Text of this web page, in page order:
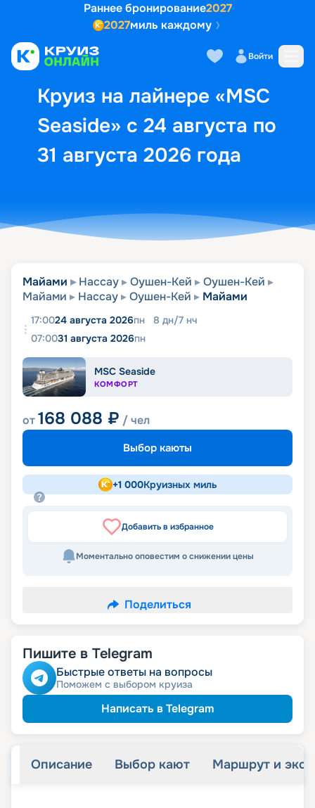
Раннее бронирование2027
2027миль каждому
Войти
Круиз на лайнере «MSC
Seaside» с 24 августа по
31 августа 2026 года
Выбор кают Маршрут и
Майами Нассау Оушен-Кей
Оушен-Кей
Майами
Нассау Оушен-Кей Майами
17:0024 августа 2026пн 8 дн/7 нч
07:0031 августа 2026пн
MSC Seaside
КОМФОРТ
от168 088 ₽ / чел
Выбор каюты
+1 000Круизных миль
Добавить в избранное
Моментально оповестим о снижении цены
Поделиться
Пишите в Telegram
Быстрые ответы на вопросы
Поможем с выбором круиза
Написать в Telegram
Описание Выбор кают Маршрут и